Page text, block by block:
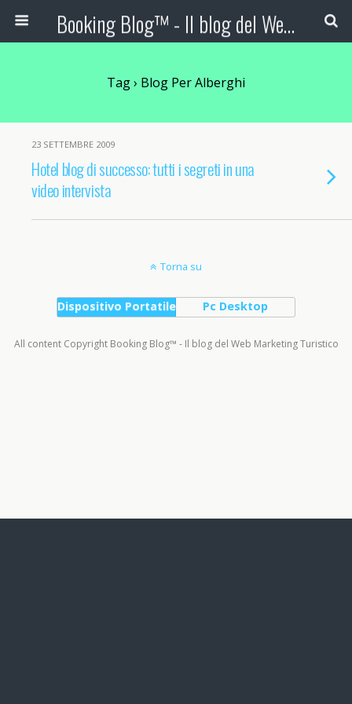
Booking Blog™ - Il blog del Web Marketing Turistico
Tag › Blog Per Alberghi
23 SETTEMBRE 2009
Hotel blog di successo: tutti i segreti in una
video intervista
Torna su
Dispositivo Portatile Pc Desktop
All content Copyright Booking Blog™ - Il blog del Web Marketing Turistico